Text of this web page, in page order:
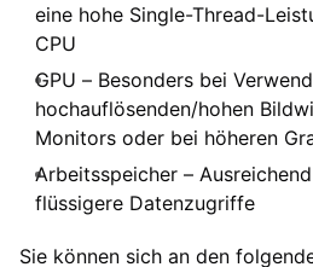
eine hohe Single-Thread-
CPU
GPU – Besonders bei
hochauflösenden/hohen
Monitors oder bei höheren
Arbeitsspeicher –
flüssigere Datenzugriffe
Sie können sich an den